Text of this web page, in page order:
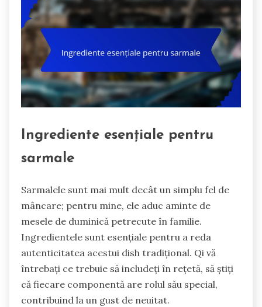
Ingrediente esențiale pentru
sarmale
Sarmalele sunt mai mult decât un simplu fel de
mâncare; pentru mine, ele aduc aminte de
mesele de duminică petrecute în familie.
Ingredientele sunt esențiale pentru a reda
autenticitatea acestui dish tradițional. Qi vă
întrebați ce trebuie să includeți în rețetă, să știți
că fiecare componentă are rolul său special,
contribuind la un gust de neuitat.